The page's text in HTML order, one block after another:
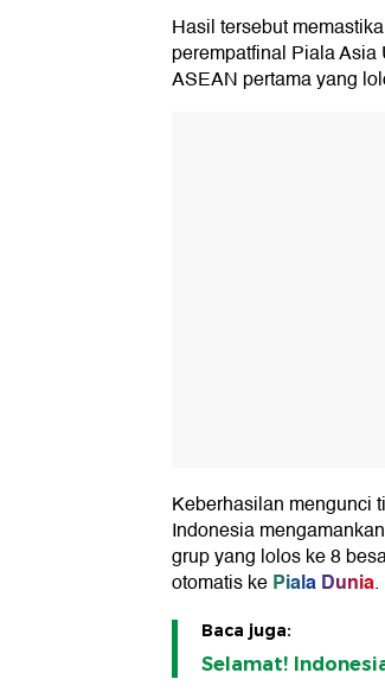
Hasil tersebut
perempatfinal Piala
ASEAN pertama yang
Keberhasilan mengunci
Indonesia
grup yang lolos ke 8
otomatis kePiala Dunia.
Baca juga:
Selamat!